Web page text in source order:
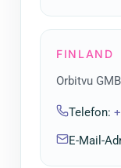
FINLAND
Orbitvu
Telefon:
E-Mail-